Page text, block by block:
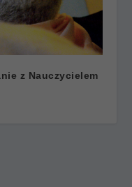
z Nauczycielem